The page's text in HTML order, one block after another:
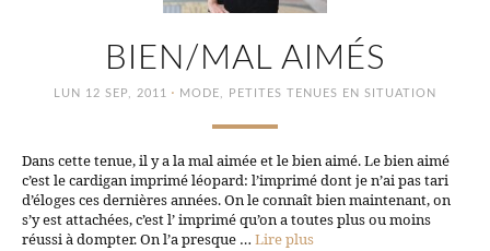
BIEN/MAL AIMÉS
LUN 12 SEP, 2011 · MODE PETITES TENUES EN SITUATION
Dans cette tenue, il y a la mal aimée et le bien aimé. Le bien aimé
c’est le cardigan imprimé léopard: l’imprimé dont je n’ai pas tari
d’éloges ces dernières années. On le connaît bien maintenant, on
s’y est attachées, c’est l’ imprimé qu’on a toutes plus ou moins
réussi à dompter. On l’a presque … Lire plus